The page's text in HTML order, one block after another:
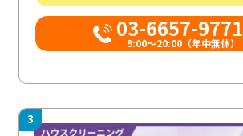
03-6657-9771
9:00～20:00（年中無休）
3